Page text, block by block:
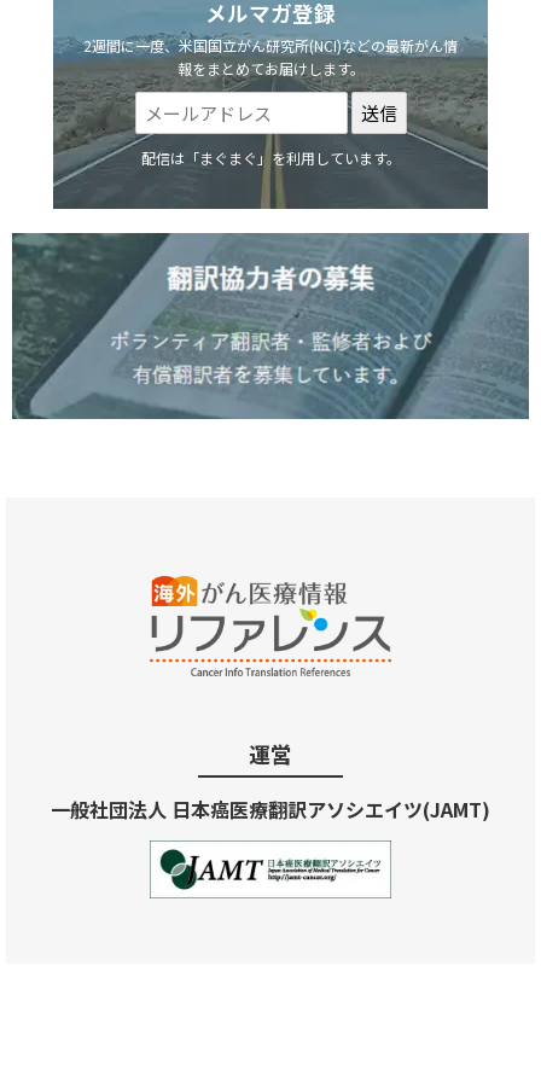
メルマガ登録
2週間に一度、米国国立がん研究所(NCI)などの最新がん情
報をまとめてお届けします。
配信は「まぐまぐ」を利用しています。
運営
一般社団法人 日本癌医療翻訳アソシエイツ(JAMT)